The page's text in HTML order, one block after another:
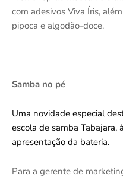
com adesivos Viva Íris,
pipoca e algodão-doce.
Samba no pé
Uma novidade especial
escola de samba Tabajara,
apresentação da bateria.
Para a gerente de